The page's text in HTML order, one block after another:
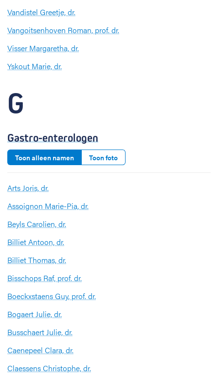
Vandistel Greetje, dr.
Vangoitsenhoven Roman, prof. dr.
Visser Margaretha, dr.
Yskout Marie, dr.
G
Gastro-enterologen
Toon alleen namen Toon foto
Arts Joris, dr.
Assoignon Marie-Pia, dr.
Beyls Carolien, dr.
Billiet Antoon, dr.
Billiet Thomas, dr.
Bisschops Raf, prof. dr.
Boeckxstaens Guy, prof. dr.
Bogaert Julie, dr.
Busschaert Julie, dr.
Caenepeel Clara, dr.
Claessens Christophe, dr.